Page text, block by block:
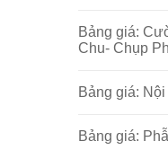
Bảng giá:
Chu- Chụp
Bảng giá: Nội
Bảng giá: